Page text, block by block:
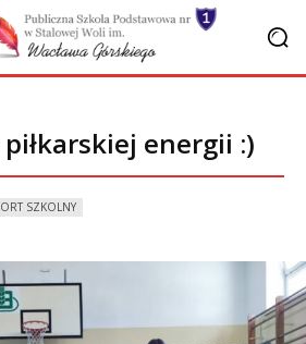
piłkarskiej energii :)
SZKOLNY